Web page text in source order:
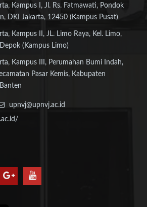
Kampus I, Jl. Rs. Fatmawati, Pondok
DKI Jakarta, 12450 (Kampus Pusat)
Kampus II, JL. Limo Raya, Kel. Limo,
(Kampus Limo)
Kampus III, Perumahan Bumi Indah,
Pasar Kemis, Kabupaten
upnvj@upnvj.ac.id